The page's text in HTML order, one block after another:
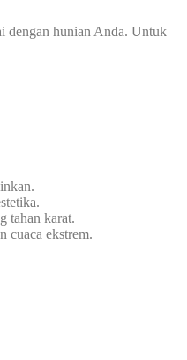
dengan hunian Anda. Untuk
tahan karat.
cuaca ekstrem.